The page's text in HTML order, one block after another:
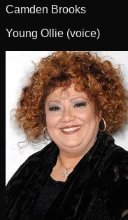
Camden Brooks
Young Ollie (voice)